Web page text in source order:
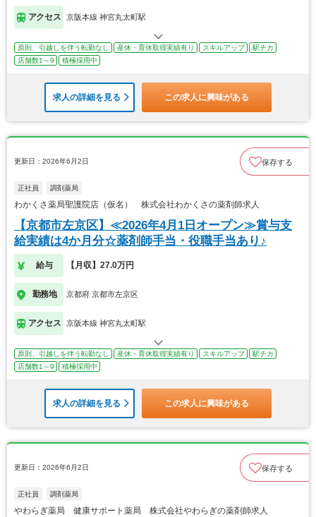
アクセス 京阪本線 神宮丸太町駅
原則、引越しを伴う転勤なし 産休・育休取得実績有り スキルアップ
駅チカ
店舗数1～9
積極採用中
求人の詳細を見る この求人に興味がある
更新日：2026年6月2日 保存する
正社員 調剤薬局
わかくさ薬局聖護院店（仮名） 株式会社わかくさの薬剤師求人
【京都市左京区】≪2026年4月1日オープン≫賞与支
給実績は4か月分☆薬剤師手当・役職手当あり♪
給与 【月収】27.0万円
勤務地 京都府 京都市左京区
アクセス 京阪本線 神宮丸太町駅
原則、引越しを伴う転勤なし 産休・育休取得実績有り スキルアップ
駅チカ
店舗数1～9
積極採用中
求人の詳細を見る この求人に興味がある
更新日：2026年6月2日 保存する
正社員 調剤薬局
やわらぎ薬局 健康サポート薬局 株式会社やわらぎの薬剤師求人